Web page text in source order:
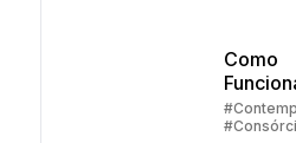
Como
de